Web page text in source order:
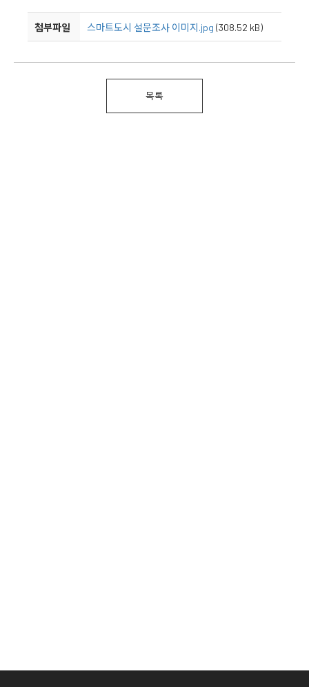
첨부파일 스마트도시 설문조사 이미지.jpg (308.52 kB)
목록